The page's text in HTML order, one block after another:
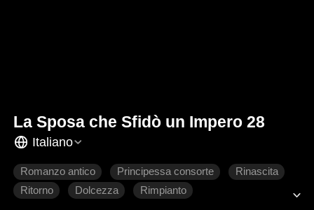
La Sposa che Sfidò un Impero 28
Italiano
Romanzo antico Principessa consorte
Rinascita
Ritorno
Dolcezza
Rimpianto